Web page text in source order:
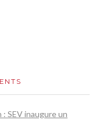
SEV inaugure un